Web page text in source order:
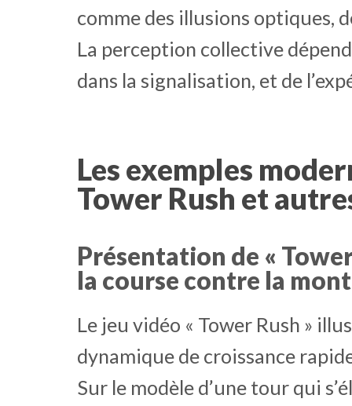
comme des illusions optiques,
La perception collective
dans la signalisation, et de
Les exemples
Tower Rush et
Présentation de «
la course contre la
Le jeu vidéo « Tower Rush »
dynamique de croissance
Sur le modèle d’une tour qui